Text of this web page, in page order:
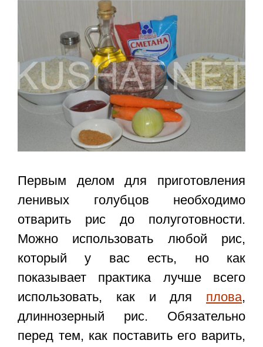
Первым делом для приготовления
ленивых голубцов необходимо
отварить рис до полуготовности.
Можно использовать любой рис,
который у вас есть, но как
показывает практика лучше всего
использовать, как и для плова,
длиннозерный рис. Обязательно
перед тем, как поставить его варить,